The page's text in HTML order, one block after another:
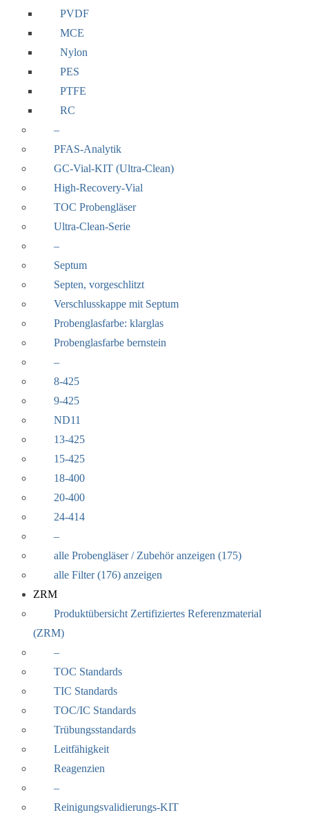
PVDF
MCE
Nylon
PES
PTFE
RC
–
PFAS-Analytik
GC-Vial-KIT (Ultra-Clean)
High-Recovery-Vial
TOC Probengläser
Ultra-Clean-Serie
–
Septum
Septen, vorgeschlitzt
Verschlusskappe mit Septum
Probenglasfarbe: klarglas
Probenglasfarbe bernstein
–
8-425
9-425
ND11
13-425
15-425
18-400
20-400
24-414
–
alle Probengläser / Zubehör anzeigen (175)
alle Filter (176) anzeigen
ZRM
Produktübersicht Zertifiziertes Referenzmaterial
(ZRM)
–
TOC Standards
TIC Standards
TOC/IC Standards
Trübungsstandards
Leitfähigkeit
Reagenzien
–
Reinigungsvalidierungs-KIT